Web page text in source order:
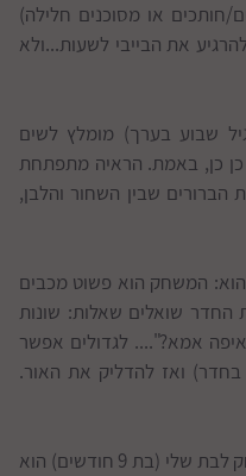
חותכים או מסוכנים חלילה)
את הבייבי לשעות...ולא
שבוע בערך) מומלץ לשים
כן, באמת. הראיה מתפתחת
הברורים שבין השחור והלבן,
המשחק הוא פשוט מכבים
שואלים שאלות: שונות
אמא?".... לגדולים אפשר
ואז להדליק את האור.
אמא אוריאן: הטיפ שלי לבחירת משחק לבת שלי (בת 9 חודשים) הוא